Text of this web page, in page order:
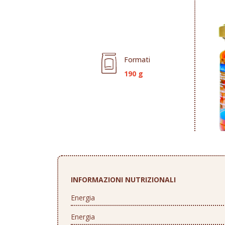
Formati
190 g
INFORMAZIONI NUTRIZIONALI
Energia
Energia